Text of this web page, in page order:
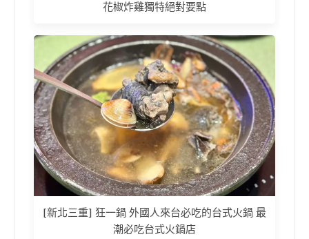
花椒炸雞獨特絕對要點
[新北三重] 狂一鍋 外國人來台必吃的台式火鍋 最
潮必吃台式火鍋店